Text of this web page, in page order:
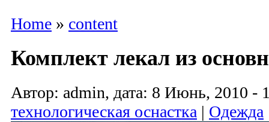
Home » content
Комплект лекал из
Автор: admin, дата: 8 Июнь, 2010 -
технологическая оснастка | Одежда